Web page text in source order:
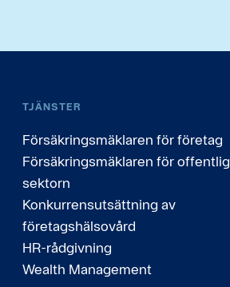
TJÄNSTER
Försäkringsmäklaren för företag
Försäkringsmäklaren för offentlig
sektorn
Konkurrensutsättning av
företagshälsovård
HR-rådgivning
Wealth Management